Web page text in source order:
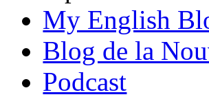
My English
Blog de la
Podcast